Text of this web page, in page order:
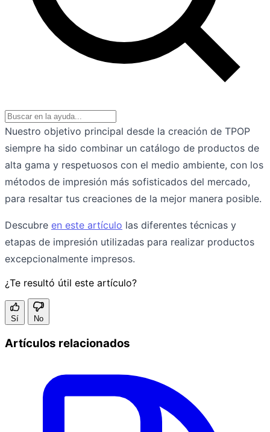
Nuestro objetivo principal desde la creación de TPOP
siempre ha sido combinar un catálogo de productos de
alta gama y respetuosos con el medio ambiente, con los
métodos de impresión más sofisticados del mercado,
para resaltar tus creaciones de la mejor manera posible.
Descubre en este artículo las diferentes técnicas y
etapas de impresión utilizadas para realizar productos
excepcionalmente impresos.
¿Te resultó útil este artículo?
Sí No
Artículos relacionados